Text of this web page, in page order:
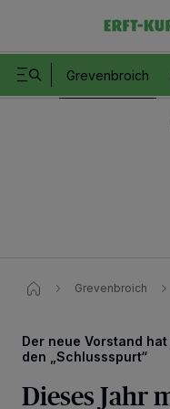
Grevenbroich
Grevenbroich
Der neue Vorstand
den „Schlussspurt“
Dieses Jahr